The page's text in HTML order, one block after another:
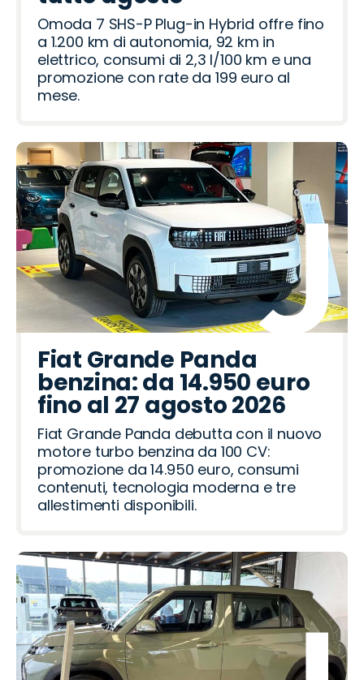
Omoda 7 SHS-P Plug-in Hybrid offre fino
a 1.200 km di autonomia, 92 km in
elettrico, consumi di 2,3 l/100 km e una
promozione con rate da 199 euro al
mese.
Fiat Grande Panda
benzina: da 14.950 euro
fino al 27 agosto 2026
Fiat Grande Panda debutta con il nuovo
motore turbo benzina da 100 CV:
promozione da 14.950 euro, consumi
contenuti, tecnologia moderna e tre
allestimenti disponibili.